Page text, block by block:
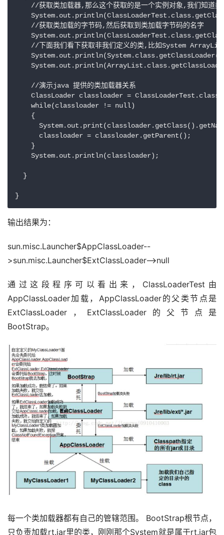
//获取类加载器,那么这个获取的是一个实例对象,我们知道
    //获取类加载的字节码,然后获取到类加载字节码的名字
//下面我们看下获取非我们定义的类,比如System
    //演示java 提供的类加载器关系
ClassLoader classloader =
    while(classloader != null)
    {
      classloader = classloader.getParent();
    }
    System.out.println(classloader);
  }
输出结果为：
sun.misc.Launcher$AppClassLoader--
>sun.misc.Launcher$ExtClassLoader-->null
通过这段程序可以看出来，ClassLoaderTest由
AppClassLoader加载，AppClassLoader的父类节点是
ExtClassLoader，ExtClassLoader的父节点是
BootStrap。
每一个类加载器都有自己的管辖范围。 BootStrap根节点，
只负责加载rt.jar里的类，刚刚那个System就是属于rt.jar包